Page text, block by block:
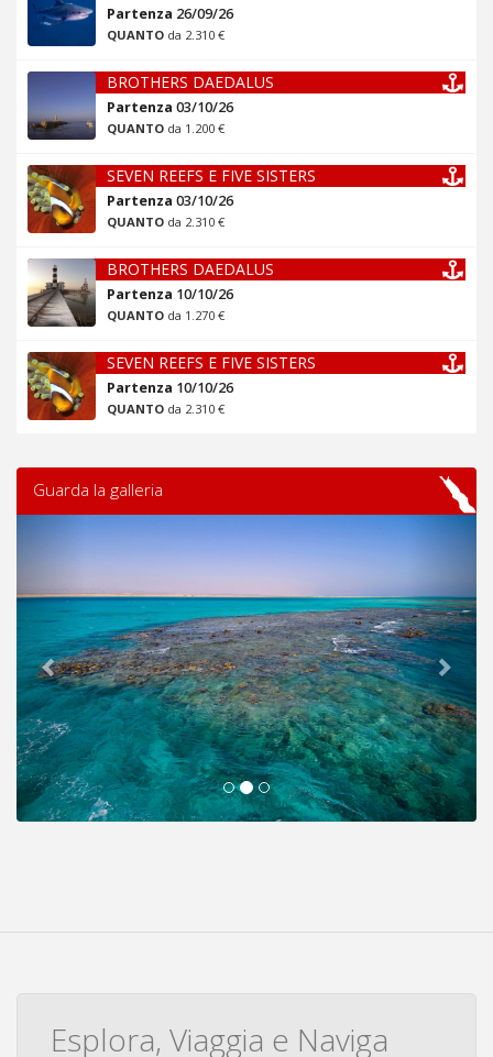
Partenza 26/09/26
QUANTO da 2.310 €
BROTHERS DAEDALUS
Partenza 03/10/26
QUANTO da 1.200 €
SEVEN REEFS E FIVE SISTERS
Partenza 03/10/26
QUANTO da 2.310 €
BROTHERS DAEDALUS
Partenza 10/10/26
QUANTO da 1.270 €
SEVEN REEFS E FIVE SISTERS
Partenza 10/10/26
QUANTO da 2.310 €
Guarda la galleria
Previous Next
Esplora, Viaggia e Naviga